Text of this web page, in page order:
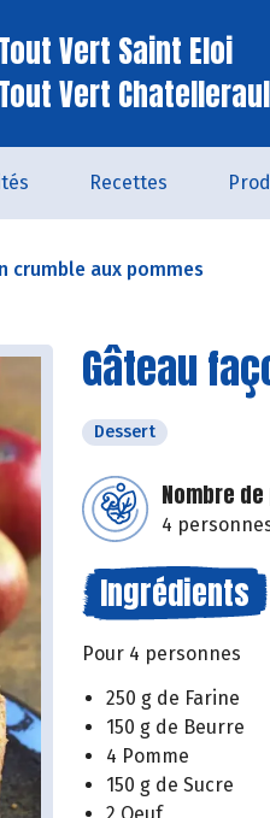
Vert Saint Eloi
Vert
Recettes
crumble aux pommes
Gâteau
Dessert
Nombre
4
Ingrédients
Pour 4 personnes
250 g de Farine
150 g de Beurre
4 Pomme
150 g de Sucre